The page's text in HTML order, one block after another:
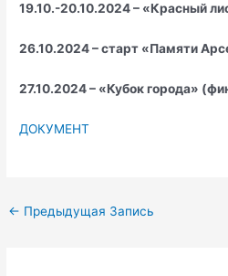
19.10.-20.10.2024 – «Красный
26.10.2024 – старт «Памяти
27.10.2024 – «Кубок города»
ДОКУМЕНТ
← Предыдущая Запись